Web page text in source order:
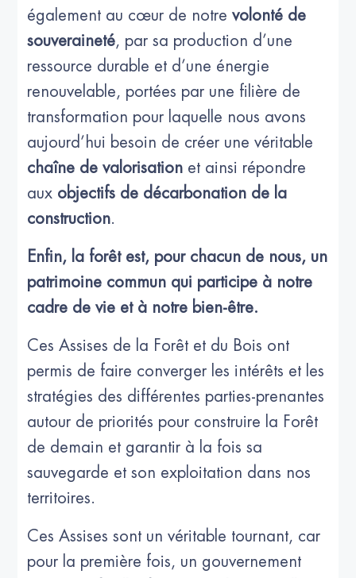
également au cœur de notrevolonté de
souveraineté, par sa production d’une
ressource durable et d’une énergie
renouvelable, portées par une filière de
transformation pour laquelle nous avons
aujourd’hui besoin de créer une véritable
chaîne de valorisation et ainsi répondre
aux objectifs de décarbonation de la
construction.
Enfin, la forêt est, pour chacun de nous, un
patrimoine commun qui participe à notre
cadre de vie et à notre bien-être.
Ces Assises de la Forêt et du Bois ont
permis de faire converger les intérêts et les
stratégies des différentes parties-prenantes
autour de priorités pour construire la Forêt
de demain et garantir à la fois sa
sauvegarde et son exploitation dans nos
territoires.
Ces Assises sont un véritable tournant, car
pour la première fois, un gouvernement